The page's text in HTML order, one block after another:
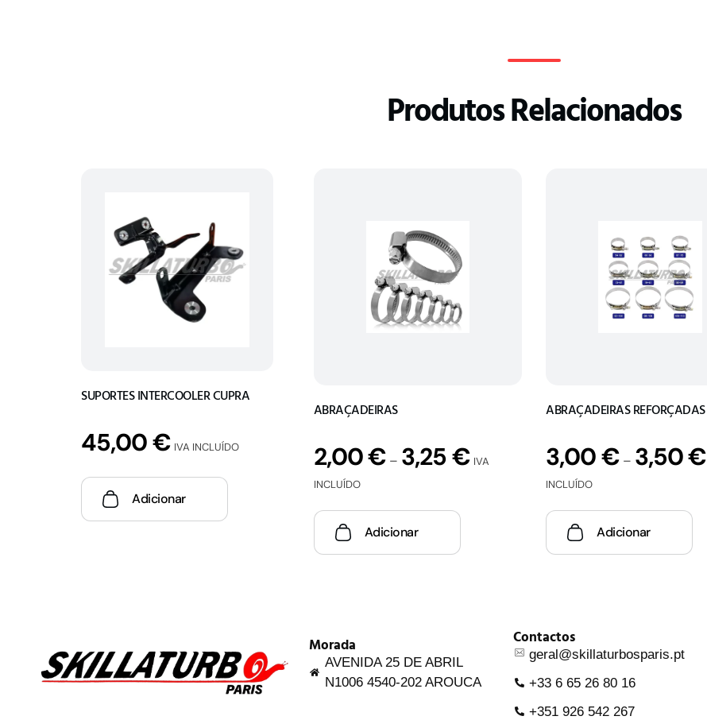
Produtos Relacionados
SUPORTES INTERCOOLER CUPRA
45,00€ IVA INCLUÍDO
Adicionar
ABRAÇADEIRAS
2,00€ – 3,25€ IVA
INCLUÍDO
Adicionar
ABRAÇADEIRAS REFORÇADAS
3,00€ – 3,50€
INCLUÍDO
Adicionar
Morada
AVENIDA 25 DE ABRIL
N1006 4540-202 AROUCA
Contactos
geral@skillaturbosparis.pt
+33 6 65 26 80 16
+351 926 542 267